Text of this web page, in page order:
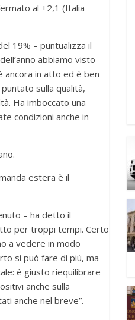
al +2,1 (Italia
19% – puntualizza il
abbiamo visto
ancora in atto ed è ben
sulla qualità,
Ha imboccato una
condizioni anche in
estera è il
– ha detto il
per troppi tempi. Certo
a vedere in modo
si può fare di più, ma
è giusto riequilibrare
anche sulla
anche nel breve”.